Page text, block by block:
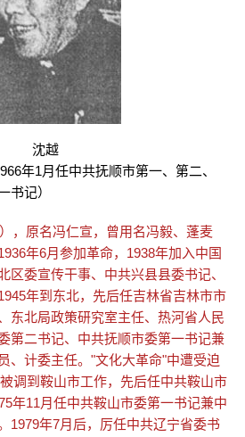
沈越
1月任中共抚顺市第一、第二、
书记）
原名冯仁宣，曾用名冯毅、蓬麦
年6月参加革命，1938年加入中国
区委宣传干事、中共兴县县委书记、
年到东北，先后任吉林省吉林市市
东北局政策研究室主任、热河省人民
第二书记、中共抚顺市委第一书记兼
、计委主任。"文化大革命"中遭受迫
调到鞍山市工作，先后任中共鞍山市
年11月任中共鞍山市委第一书记兼中
1979年7月后，厉任中共辽宁省委书